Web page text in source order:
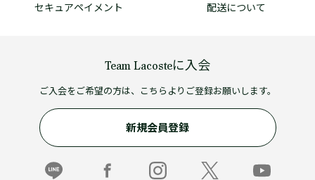
セキュアペイメント 配送について
Team Lacosteに入会
ご入会をご希望の方は、こちらよりご登録お願いします。
新規会員登録